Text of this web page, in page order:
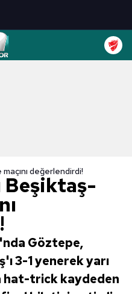
değerlendirdi!
Beşiktaş-
Göztepe,
3-1 yenerek yarı
hat-trick kaydeden